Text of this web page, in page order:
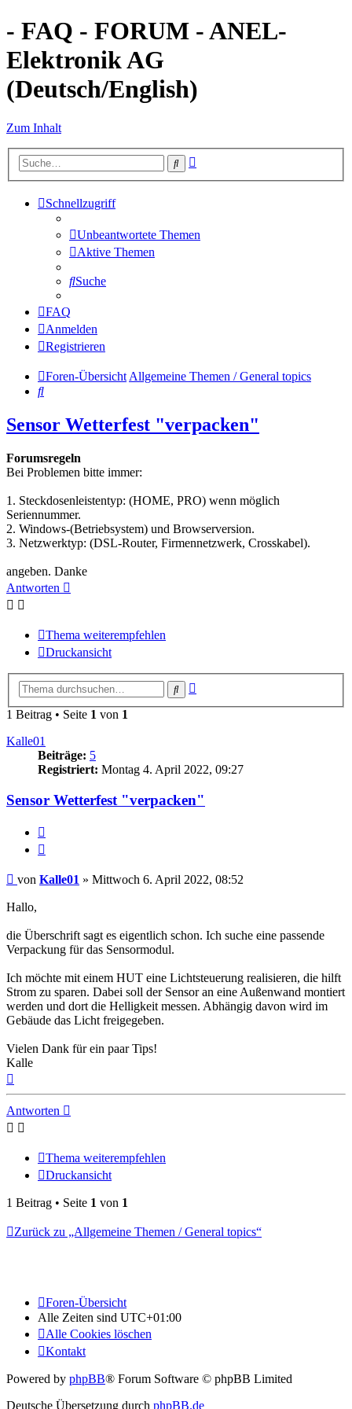
- FAQ - FORUM - ANEL-
Elektronik AG
(Deutsch/English)
Zum Inhalt
Suche
Schnellzugriff
Unbeantwortete Themen
Aktive Themen
Suche
FAQ
Anmelden
Registrieren
Foren-ÜbersichtAllgemeine Themen / General topics
Suche
Sensor Wetterfest "verpacken"
Forumsregeln
Bei Problemen bitte immer:
1. Steckdosenleistentyp: (HOME, PRO) wenn möglich
Seriennummer.
2. Windows-(Betriebsystem) und Browserversion.
3. Netzwerktyp: (DSL-Router, Firmennetzwerk, Crosskabel).
angeben. Danke
Antworten
Thema weiterempfehlen
Druckansicht
Suche
1 Beitrag • Seite 1 von 1
Kalle01
Beiträge: 5
Registriert: Montag 4. April 2022, 09:27
Sensor Wetterfest "verpacken"
Beitrag
von Kalle01 » Mittwoch 6. April 2022, 08:52
Hallo,
die Überschrift sagt es eigentlich schon. Ich suche eine passende
Verpackung für das Sensormodul.
Ich möchte mit einem HUT eine Lichtsteuerung realisieren, die hilft
Strom zu sparen. Dabei soll der Sensor an eine Außenwand montiert
werden und dort die Helligkeit messen. Abhängig davon wird im
Gebäude das Licht freigegeben.
Vielen Dank für ein paar Tips!
Kalle
Antworten
Thema weiterempfehlen
Druckansicht
1 Beitrag • Seite 1 von 1
Zurück zu „Allgemeine Themen / General topics“
Foren-Übersicht
Alle Zeiten sind UTC+01:00
Alle Cookies löschen
Kontakt
Powered by phpBB® Forum Software © phpBB Limited
Deutsche Übersetzung durch phpBB.de